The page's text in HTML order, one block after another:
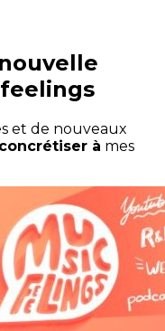
et de nouveaux
concrétiser à mes